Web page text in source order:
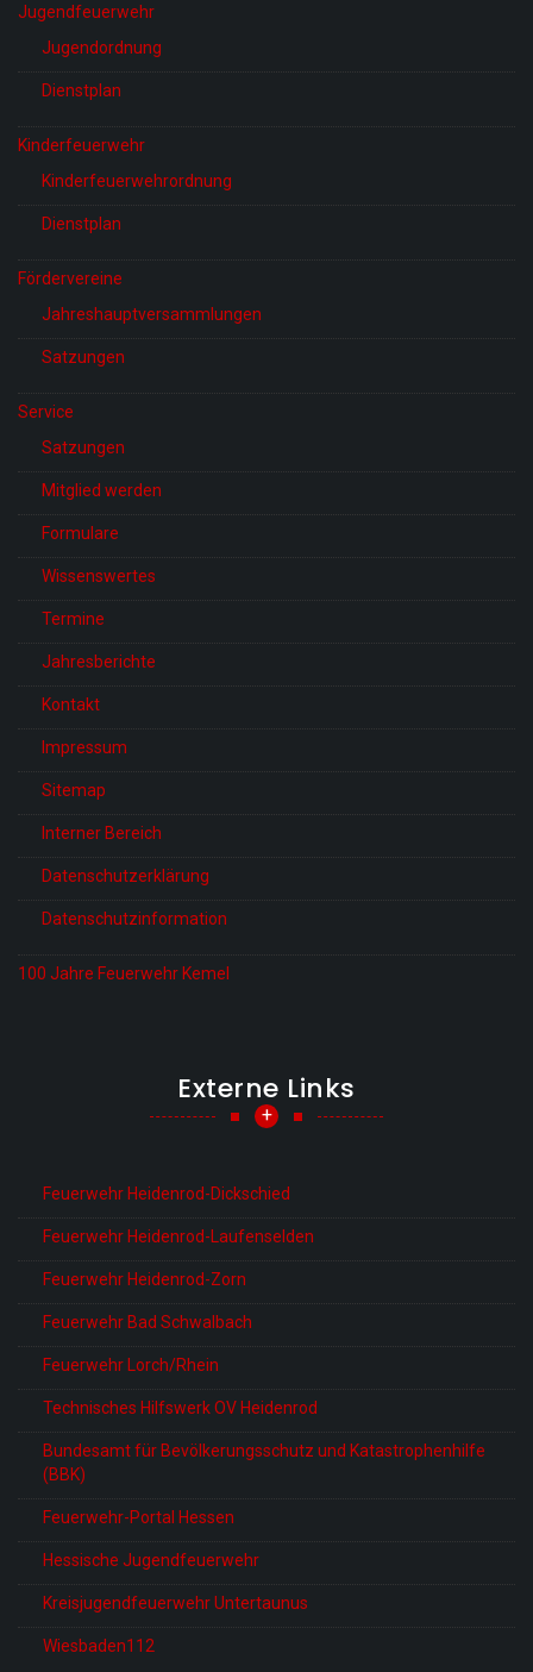
Jugendfeuerwehr
Jugendordnung
Dienstplan
Kinderfeuerwehr
Kinderfeuerwehrordnung
Dienstplan
Fördervereine
Jahreshauptversammlungen
Satzungen
Service
Satzungen
Mitglied werden
Formulare
Wissenswertes
Termine
Jahresberichte
Kontakt
Impressum
Sitemap
Interner Bereich
Datenschutzerklärung
Datenschutzinformation
100 Jahre Feuerwehr Kemel
Externe Links
+
Feuerwehr Heidenrod-Dickschied
Feuerwehr Heidenrod-Laufenselden
Feuerwehr Heidenrod-Zorn
Feuerwehr Bad Schwalbach
Feuerwehr Lorch/Rhein
Technisches Hilfswerk OV Heidenrod
Bundesamt für Bevölkerungsschutz und Katastrophenhilfe
(BBK)
Feuerwehr-Portal Hessen
Hessische Jugendfeuerwehr
Kreisjugendfeuerwehr Untertaunus
Wiesbaden112